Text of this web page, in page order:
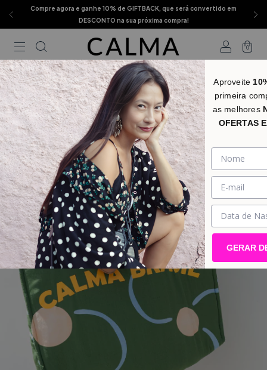
Compre agora e ganhe 10% de GIFTBACK, que será convertido em
DESCONTO na sua próxima compra!
0
Aproveite
primeira
as melhores
OFERTAS
GERAR